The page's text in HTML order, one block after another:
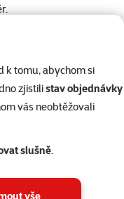
k tomu, abychom si
zjistilistav objednávky
vás neobtěžovali
slušně.
vše
na pipetu,
pipety,